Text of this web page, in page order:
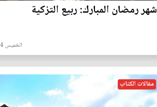
شهر رمضان المبارك: ربيع التزكية
الخميس 24 آيار 2018
مقالات الكتاب